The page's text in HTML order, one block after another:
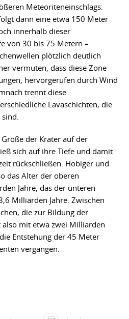
Meteoriteneinschlags.
dann eine etwa 150 Meter
innerhalb dieser
von 30 bis 75 Metern –
plötzlich deutlich
vermuten, dass diese Zone
hervorgerufen durch Wind
trennt diese
Lavaschichten, die
der Krater auf der
sich auf ihre Tiefe und damit
rückschließen. Hobiger und
das Alter der oberen
Jahre, das der unteren
Milliarden Jahre. Zwischen
die zur Bildung der
mit etwa zwei Milliarden
Entstehung der 45 Meter
vergangen.